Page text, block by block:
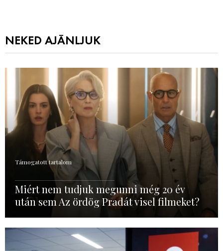
NEKED AJÁNLJUK
Támogatott tartalom
Miért nem tudjuk megunni még 20 év
után sem Az ördög Pradát visel filmeket?